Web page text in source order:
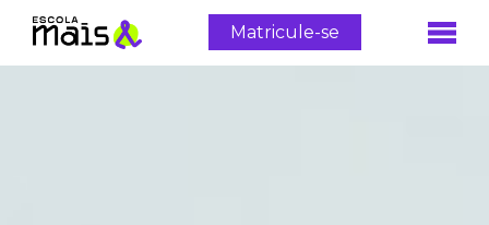
Matricule-se